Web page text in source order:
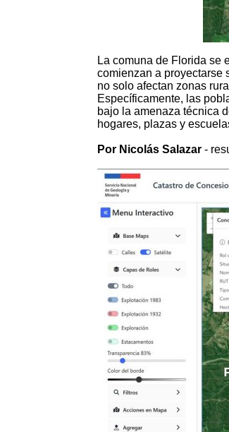
La comuna de Florida se
comienzan a proyectarse
no solo afectan zonas
Específicamente, las
bajo la amenaza técnica
hogares, plazas y
Por Nicolás Salazar -